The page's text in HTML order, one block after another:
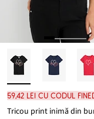
59,42 lei cu codul